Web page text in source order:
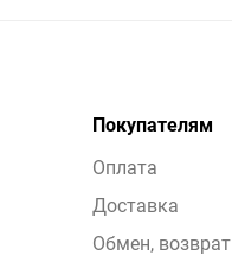
Покупателям
Оплата
Доставка
Обмен, возврат